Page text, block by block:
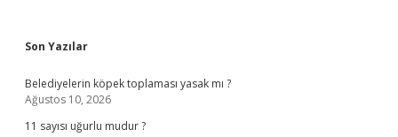
Sidebar
Son Yazılar
Belediyelerin köpek toplaması yasak mı ?
Ağustos 10, 2026
11 sayısı uğurlu mudur ?